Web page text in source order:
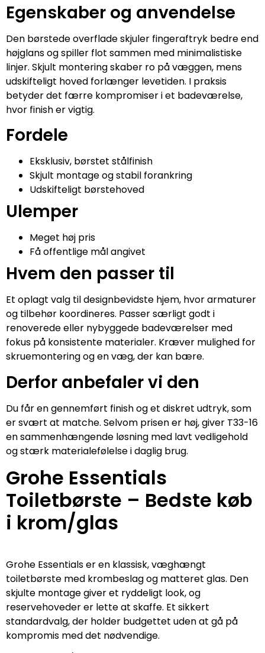
Egenskaber og anvendelse
Den børstede overflade skjuler fingeraftryk bedre end
højglans og spiller flot sammen med minimalistiske
linjer. Skjult montering skaber ro på væggen, mens
udskifteligt hoved forlænger levetiden. I praksis
betyder det færre kompromiser i et badeværelse,
hvor finish er vigtig.
Fordele
Eksklusiv, børstet stålfinish
Skjult montage og stabil forankring
Udskifteligt børstehoved
Ulemper
Meget høj pris
Få offentlige mål angivet
Hvem den passer til
Et oplagt valg til designbevidste hjem, hvor armaturer
og tilbehør koordineres. Passer særligt godt i
renoverede eller nybyggede badeværelser med
fokus på konsistente materialer. Kræver mulighed for
skruemontering og en væg, der kan bære.
Derfor anbefaler vi den
Du får en gennemført finish og et diskret udtryk, som
er svært at matche. Selvom prisen er høj, giver T33-16
en sammenhængende løsning med lavt vedligehold
og stærk materialefølelse i daglig brug.
Grohe Essentials
Toiletbørste – Bedste køb
i krom/glas
Grohe Essentials er en klassisk, væghængt
toiletbørste med krombeslag og matteret glas. Den
skjulte montage giver et ryddeligt look, og
reservehoveder er lette at skaffe. Et sikkert
standardvalg, der holder budgettet uden at gå på
kompromis med det nødvendige.